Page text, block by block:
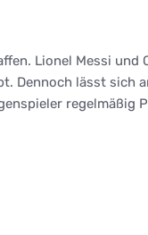
Lionel Messi
Dennoch lässt
regelmäßig